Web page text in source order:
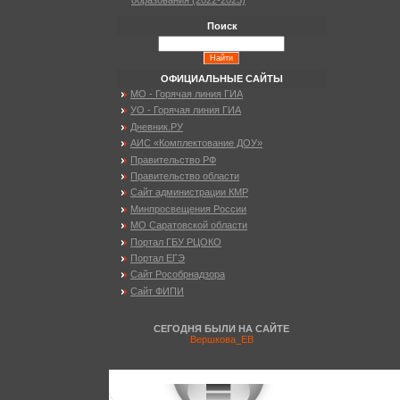
Поиск
ОФИЦИАЛЬНЫЕ САЙТЫ
МО - Горячая линия ГИА
УО - Горячая линия ГИА
Дневник.РУ
АИС «Комплектование ДОУ»
Правительство РФ
Правительство области
Сайт администрации КМР
Минпросвещения России
МО Саратовской области
Портал ГБУ РЦОКО
Портал ЕГЭ
Сайт Рособрнадзора
Сайт ФИПИ
СЕГОДНЯ БЫЛИ НА САЙТЕ
Вершкова_ЕВ